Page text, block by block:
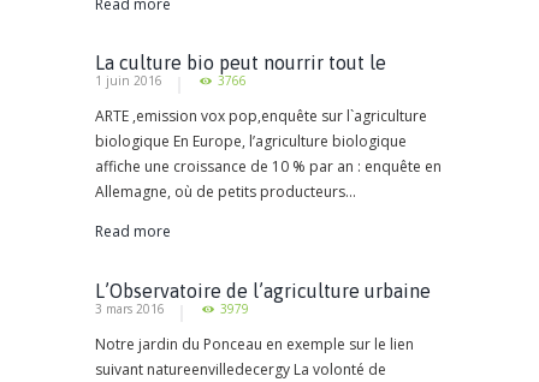
Read more
La culture bio peut nourrir tout le
monde
1 juin 2016 3766
ARTE ,emission vox pop,enquête sur l`agriculture
biologique En Europe, l’agriculture biologique
affiche une croissance de 10 % par an : enquête en
Allemagne, où de petits producteurs...
Read more
L’Observatoire de l’agriculture urbaine
et de la biodiversité en Ile-de-France
3 mars 2016 3979
Notre jardin du Ponceau en exemple sur le lien
suivant natureenvilledecergy La volonté de